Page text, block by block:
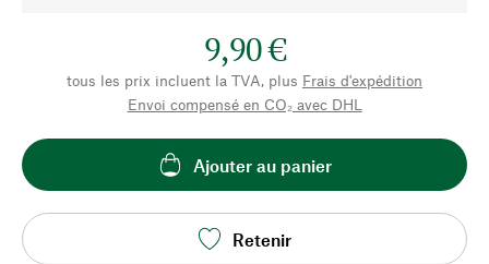
9,90 €
tous les prix incluent la TVA, plus Frais d'expédition
Envoi compensé en CO₂ avec DHL
Ajouter au panier
Retenir